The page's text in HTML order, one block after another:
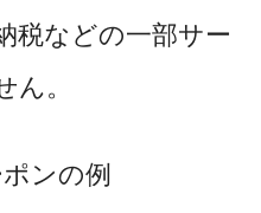
税などの一部サー
ん。
ンの例